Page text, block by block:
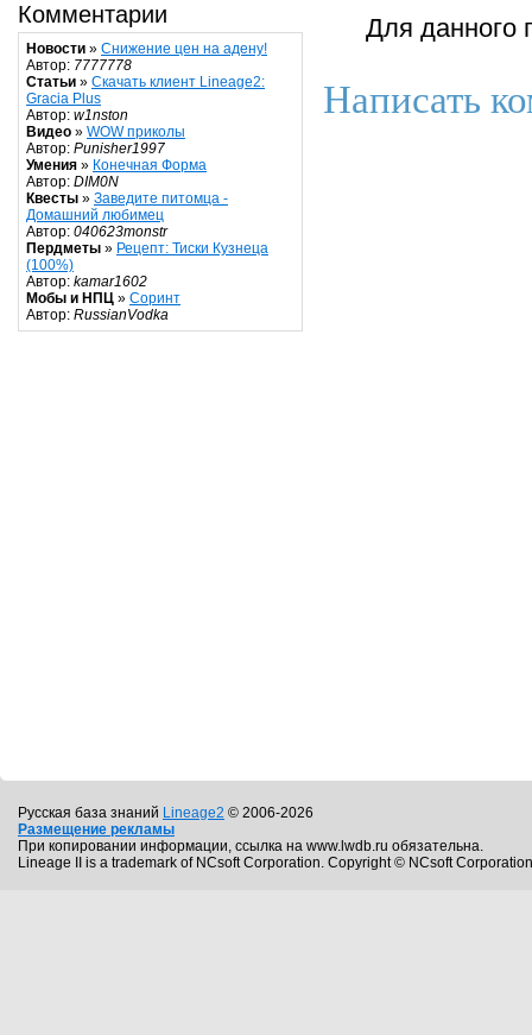
Комментарии
Новости » Снижение цен на адену!
Автор: 7777778
Статьи » Скачать клиент Lineage2:
Gracia Plus
Автор: w1nston
Видео » WOW приколы
Автор: Punisher1997
Умения » Конечная Форма
Автор: DIM0N
Квесты » Заведите питомца -
Домашний любимец
Автор: 040623monstr
Пердметы » Рецепт: Тиски Кузнеца
(100%)
Автор: kamar1602
Мобы и НПЦ » Соринт
Автор: RussianVodka
Для данного
Написать
Русская база знаний Lineage2 © 2006-2026
Размещение рекламы
При копировании информации, ссылка на www.lwdb.ru обязательна.
Lineage II is a trademark of NCsoft Corporation. Copyright © NCsoft